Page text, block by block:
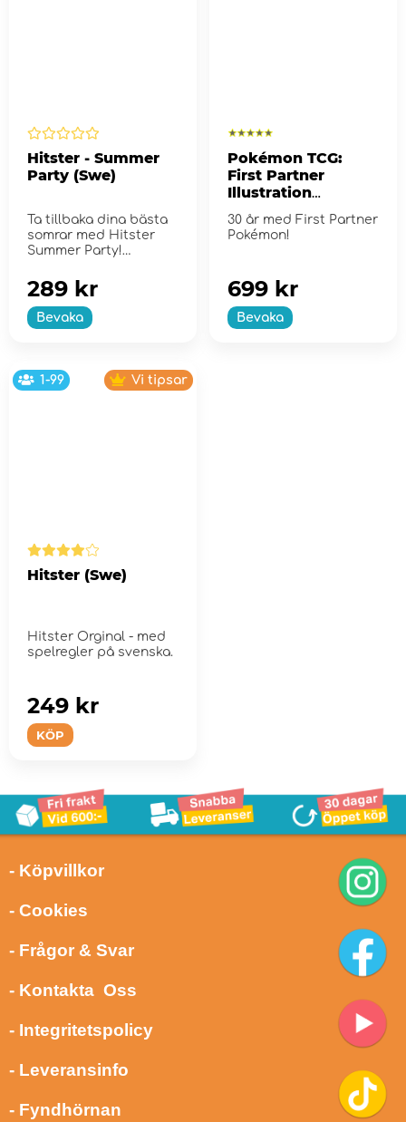
Hitster - Summer
Party (Swe)
Ta tillbaka dina bästa
somrar med Hitster
Summer Party!
Bevaka
289 kr
Pokémon TCG:
First Partner
Illustration
2
30 år med First Partner
Pokémon!
Bevaka
699 kr
1-99 Vi tipsar
Hitster (Swe)
Hitster Orginal - med
spelregler på svenska.
KÖP
249 kr
- Köpvillkor
- Cookies
- Frågor & Svar
- Kontakta Oss
- Integritetspolicy
- Leveransinfo
- Fyndhörnan